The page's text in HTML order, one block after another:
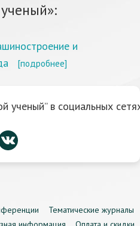
и
[подробнее]
ученый” в социальных
Тематические журналы